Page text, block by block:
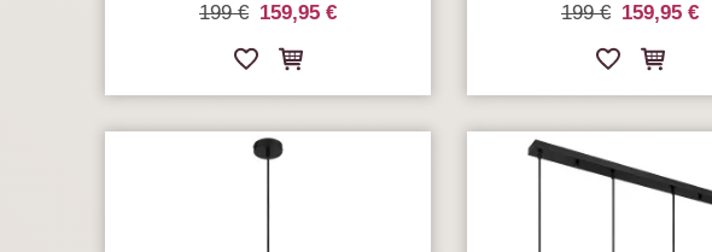
199 € 159,95 € 199 € 159,95 €